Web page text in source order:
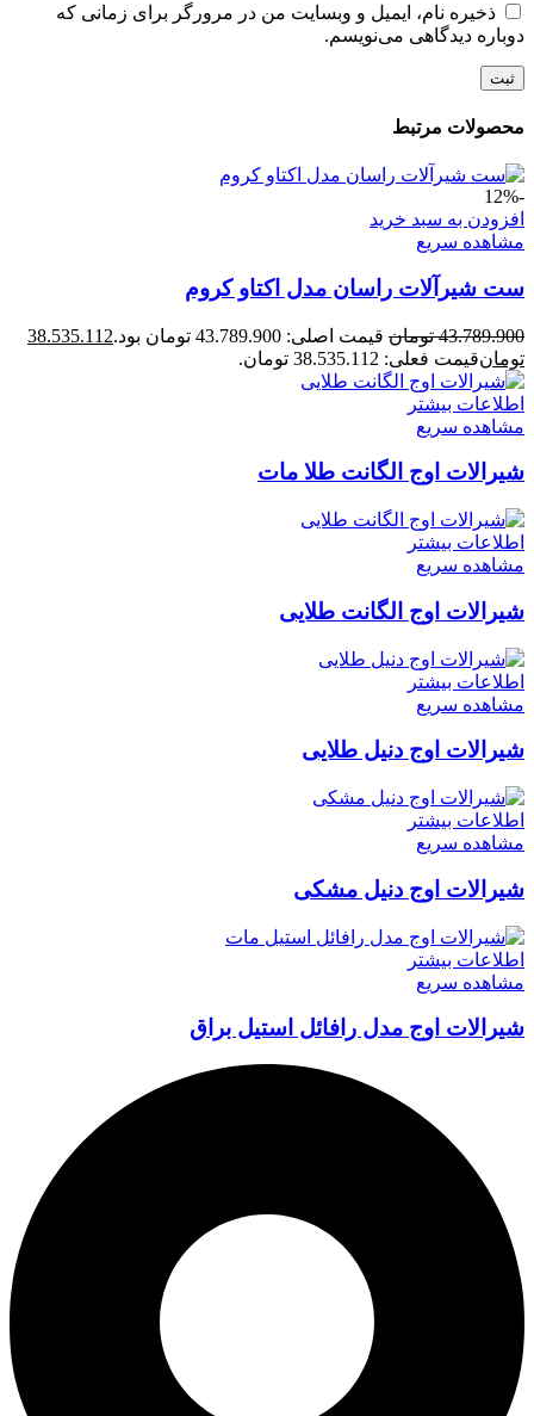
ذخیره نام، ایمیل و وبسایت من در مرورگر برای زمانی که
دوباره دیدگاهی می‌نویسم.
محصولات مرتبط
-12%
افزودن به سبد خرید
مشاهده سریع
ست شیرآلات راسان مدل اکتاو کروم
43.789.900 تومان قیمت اصلی: 43.789.900 تومان بود.
38.535.112
تومانقیمت فعلی: 38.535.112 تومان.
اطلاعات بیشتر
مشاهده سریع
شیرالات اوج الگانت طلا مات
اطلاعات بیشتر
مشاهده سریع
شیرالات اوج الگانت طلایی
اطلاعات بیشتر
مشاهده سریع
شیرالات اوج دنیل طلایی
اطلاعات بیشتر
مشاهده سریع
شیرالات اوج دنیل مشکی
اطلاعات بیشتر
مشاهده سریع
شیرالات اوج مدل رافائل استیل براق